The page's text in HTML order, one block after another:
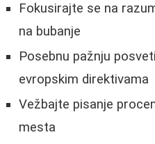
Fokusirajte se na
na bubanje
Posebnu pažnju
evropskim direktivama
Vežbajte pisanje
mesta